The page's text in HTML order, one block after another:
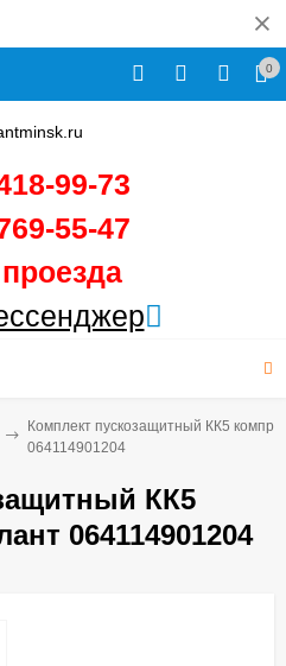
0
99-73
55-47
Комплект пускозащитный КК5
064114901204
КК5
064114901204